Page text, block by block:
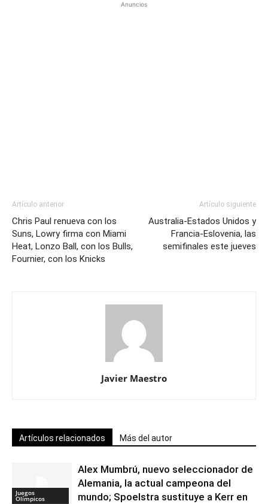
Anuncios
Artículo anterior
Chris Paul renueva con los
Suns, Lowry firma con Miami
Heat, Lonzo Ball, con los Bulls,
Fournier, con los Knicks
Artículo siguiente
Australia-Estados Unidos y
Francia-Eslovenia, las
semifinales este jueves
Javier Maestro
Artículos relacionados Más del autor
Juegos
Olímpicos
Alex Mumbrú, nuevo seleccionador de
Alemania, la actual campeona del
mundo; Spoelstra sustituye a Kerr en